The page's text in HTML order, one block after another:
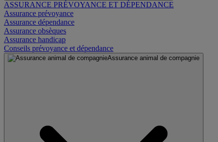
ASSURANCE PRÉVOYANCE ET DÉPENDANCE
Assurance prévoyance
Assurance dépendance
Assurance obsèques
Assurance handicap
Conseils prévoyance et dépendance
Assurance animal de compagnie